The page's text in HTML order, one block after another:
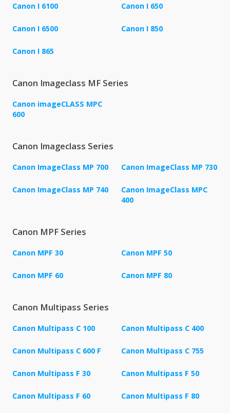
Canon I 6100 Canon I 650
Canon I 6500 Canon I 850
Canon I 865
Canon Imageclass MF Series
Canon imageCLASS MPC
600
Canon Imageclass Series
Canon ImageClass MP 700 Canon ImageClass MP 730
Canon ImageClass MP 740
Canon ImageClass MPC
400
Canon MPF Series
Canon MPF 30 Canon MPF 50
Canon MPF 60 Canon MPF 80
Canon Multipass Series
Canon Multipass C 100 Canon Multipass C 400
Canon Multipass C 600 F Canon Multipass C 755
Canon Multipass F 30 Canon Multipass F 50
Canon Multipass F 60 Canon Multipass F 80